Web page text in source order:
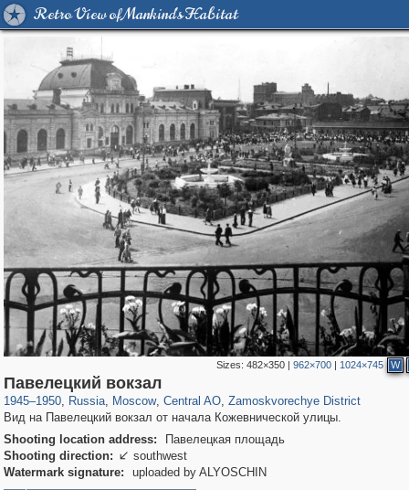
Retro View of Mankind's Habitat
Sizes: 482×350| 962×700| 1024×745 W
Павелецкий вокзал
1945–1950, Russia
1,405,768
, Moscow
319,716 8,286
, Central AO
159,930
, Zamoskvorechye District
Вид на Павелецкий вокзал от начала Кожевнической улицы.
Shooting location address:
Павелецкая площадь
Shooting direction:  southwest
Watermark signature:
uploaded by ALYOSCHIN